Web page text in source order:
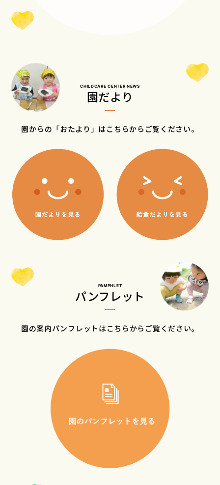
CHILDCARE CENTER NEWS
園だより
園からの「おたより」はこちらからご覧ください。
PAMPHLET
パンフレット
園の案内パンフレットはこちらからご覧ください。